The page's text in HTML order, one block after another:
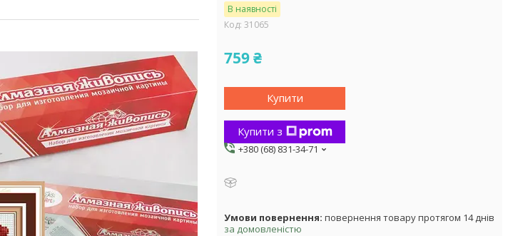
В наявності
Код: 31065
759 ₴
Купити
Купити з
+380 (68) 831-34-71
повернення товару протягом 14 днів
за домовленістю